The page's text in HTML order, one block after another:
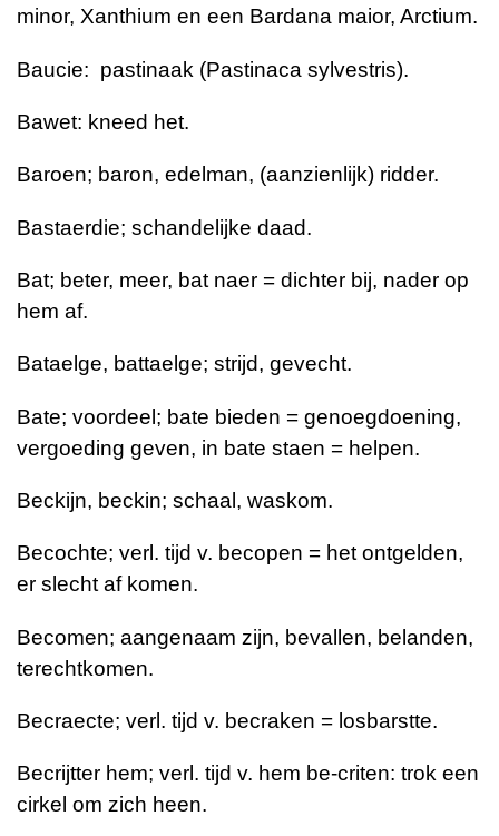
minor, Xanthium en een Bardana maior, Arctium.
Baucie: pastinaak (Pastinaca sylvestris).
Bawet: kneed het.
Baroen; baron, edelman, (aanzienlijk) ridder.
Bastaerdie; schandelijke daad.
Bat; beter, meer, bat naer = dichter bij, nader op
hem af.
Bataelge, battaelge; strijd, gevecht.
Bate; voordeel; bate bieden = genoegdoening,
vergoeding geven, in bate staen = helpen.
Beckijn, beckin; schaal, waskom.
Becochte; verl. tijd v. becopen = het ontgelden,
er slecht af komen.
Becomen; aangenaam zijn, bevallen, belanden,
terechtkomen.
Becraecte; verl. tijd v. becraken = losbarstte.
Becrijtter hem; verl. tijd v. hem be-criten: trok een
cirkel om zich heen.